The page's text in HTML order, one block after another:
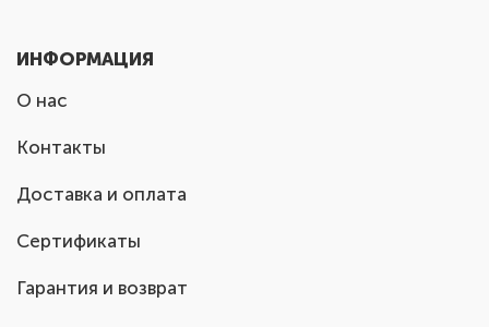
ИНФОРМАЦИЯ
О нас
Контакты
Доставка и оплата
Сертификаты
Гарантия и возврат